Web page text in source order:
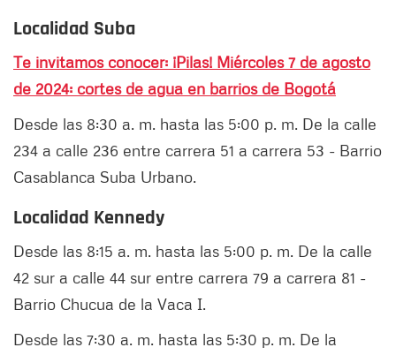
Localidad Suba
Te invitamos conocer: ¡Pilas! Miércoles 7 de agosto
de 2024: cortes de agua en barrios de Bogotá
Desde las 8:30 a. m. hasta las 5:00 p. m. De la calle
234 a calle 236 entre carrera 51 a carrera 53 - Barrio
Casablanca Suba Urbano.
Localidad Kennedy
Desde las 8:15 a. m. hasta las 5:00 p. m. De la calle
42 sur a calle 44 sur entre carrera 79 a carrera 81 -
Barrio Chucua de la Vaca I.
Desde las 7:30 a. m. hasta las 5:30 p. m. De la